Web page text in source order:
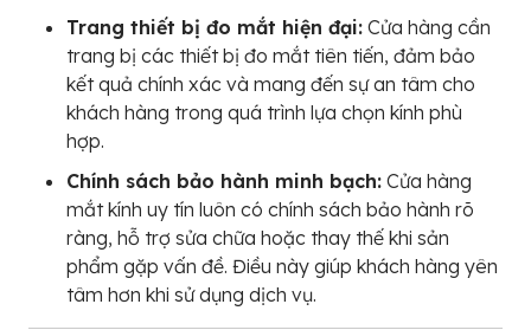
Trang thiết bị đo mắt hiện đại: Cửa hàng cần
trang bị các thiết bị đo mắt tiên tiến, đảm bảo
kết quả chính xác và mang đến sự an tâm cho
khách hàng trong quá trình lựa chọn kính phù
hợp.
Chính sách bảo hành minh bạch: Cửa hàng
mắt kính uy tín luôn có chính sách bảo hành rõ
ràng, hỗ trợ sửa chữa hoặc thay thế khi sản
phẩm gặp vấn đề. Điều này giúp khách hàng yên
tâm hơn khi sử dụng dịch vụ.